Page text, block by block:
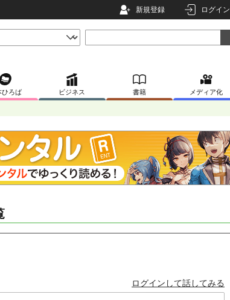
新規登録 ログイン
ひろば ビジネス 書籍 メディア化
ログインして話してみる